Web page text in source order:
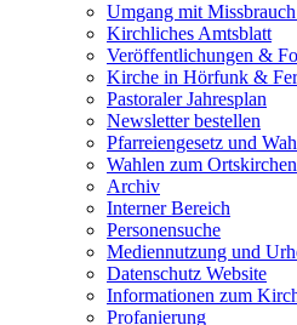
Umgang mit
Kirchliches Amtsblatt
Veröffentlichungen &
Kirche in Hörfunk &
Pastoraler Jahresplan
Newsletter bestellen
Pfarreiengesetz und
Wahlen zum
Archiv
Interner Bereich
Personensuche
Mediennutzung und
Datenschutz Website
Informationen zum
Profanierung